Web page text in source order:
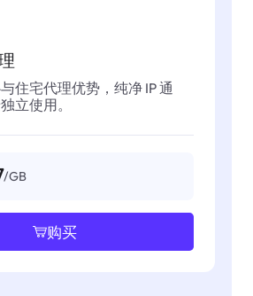
住宅代理优势，纯净 IP 通
立使用。
/GB
购买